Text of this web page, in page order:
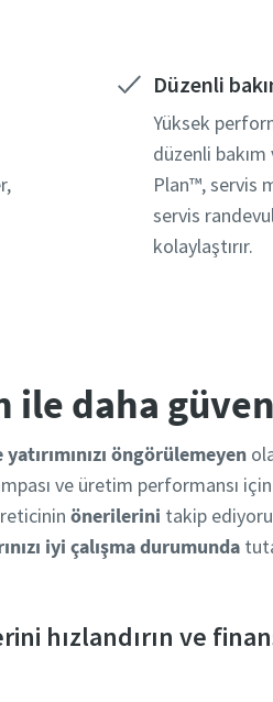
Düzenli
Yüksek
düzenli
Plan™, servis
servis
kolaylaştırır.
ile daha
öngörülemeyen
ve üretim performansı
önerilerini takip
iyi çalışma durumunda
hızlandırın ve
Anti-Robot Doğrulaması
Doğrulamayı başlatmak için
Friendly
Anti-Robot Doğrulaması
Doğrulamayı başlatmak için
Friendly
Anti-Robot Doğrulaması
Doğrulamayı başlatmak için
Friendly